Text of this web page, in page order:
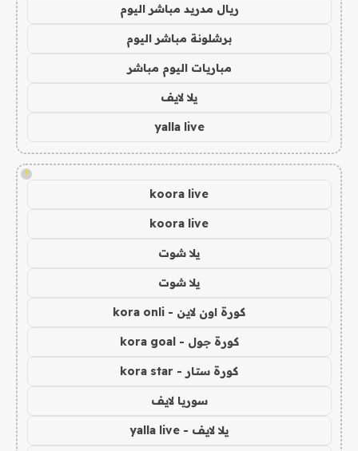
ريال مدريد مباشر اليوم
برشلونة مباشر اليوم
مباريات اليوم مباشر
يلا لايف
yalla live
!
koora live
koora live
يلا شوت
يلا شوت
كورة اون لاين - kora onli
كورة جول - kora goal
كورة ستار - kora star
سوريا لايف
يلا لايف - yalla live